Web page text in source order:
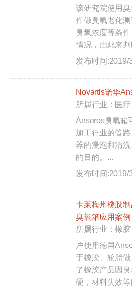
该研究院使用
件做臭氧老化
臭氧浓度等条
情况，由此来
发布时间:2019/
Novartis诺华
所属行业：医疗
Anseros臭氧箱
加工行业的管
器的浸泡和清
的目的。...
发布时间:2019/
卡莱梅州橡胶
臭氧箱应用案例
所属行业：橡胶
户使用德国
于橡胶、轮胎
了橡胶产品因
硬，材料失效等